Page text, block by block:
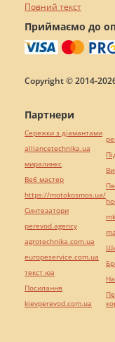
Повний текст
Приймаємо до
Copyright © 2014-
Партнери
Сережки з діамантами
alliancetechnika.ua
миралинкс
Веб мастер
https://motokosmos.ua/
Синтезатори
perevod.agency
agrotechnika.com.ua
europeservice.com.ua
текст юа
Посилання
kievperevod.com.ua